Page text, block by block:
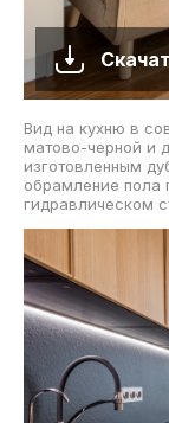
Вид на кухню в
матово-черной и
изготовленным
обрамление пола
гидравлическом